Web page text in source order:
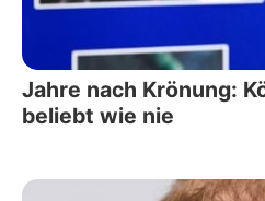
Jahre nach Krönung:
beliebt wie nie